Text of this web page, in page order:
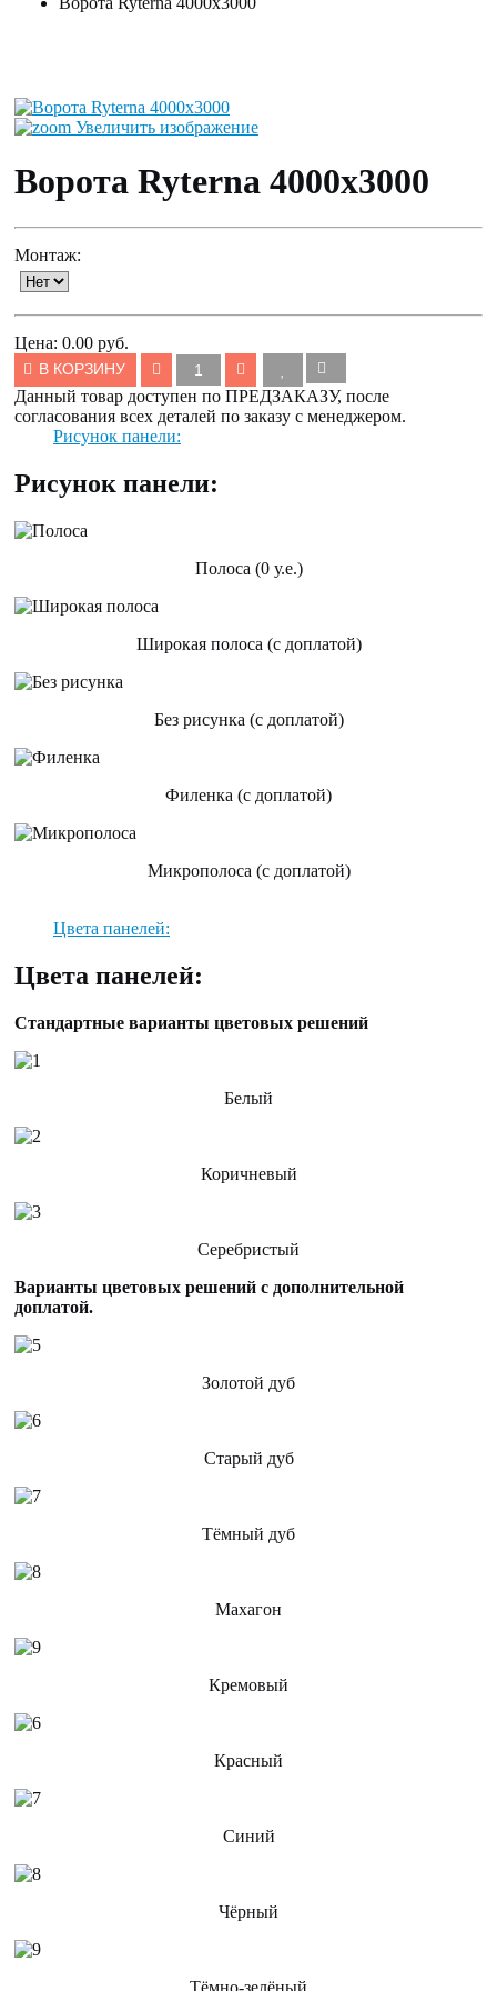
Увеличить изображение
Ворота Ryterna 4000x3000
Монтаж:
Цена: 0.00 руб.
В КОРЗИНУ
Данный товар доступен по ПРЕДЗАКАЗУ, после
согласования всех деталей по заказу с менеджером.
Рисунок панели:
Рисунок панели:
Полоса (0 у.е.)
Широкая полоса (с доплатой)
Без рисунка (с доплатой)
Филенка (с доплатой)
Микрополоса (с доплатой)
Цвета панелей:
Цвета панелей:
Стандартные варианты цветовых решений
Белый
Коричневый
Серебристый
Варианты цветовых решений с дополнительной
доплатой.
Золотой дуб
Старый дуб
Тёмный дуб
Махагон
Кремовый
Красный
Синий
Чёрный
Тёмно-зелёный